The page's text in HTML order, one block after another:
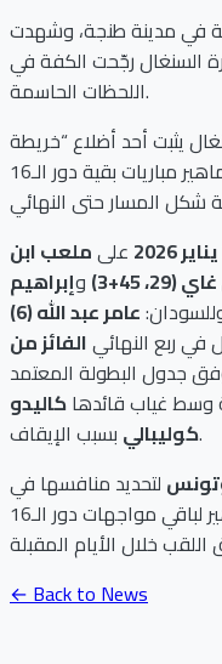
في مدينة طنجة، وشهدت
السنغال رجّحت الكفة في
اللحظات الحاسمة.
يثبت أحد أضلاع “خريطة
الأدوار الإقصائية”، بينما تترقب الجماهير مباريات بقية دور الـ16
علىملعب ابن
45+3) وإبراهيم
عامر عبد الله (6)
في ربع النهائيالفائز من
وسط غياب قائدهاكاليدو
كوليباليبسبب الإيقاف.
لتحديد منافسها في
ربع النهائي، مع استمرار ترقّب الجماهير لباقي مواجهات دور الـ16
← Back to News